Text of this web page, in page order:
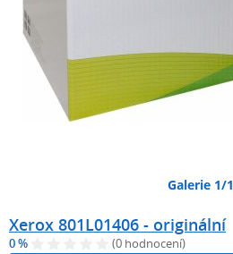
Galerie 1/1
Xerox 801L01406 - originální
0 % (0 hodnocení)